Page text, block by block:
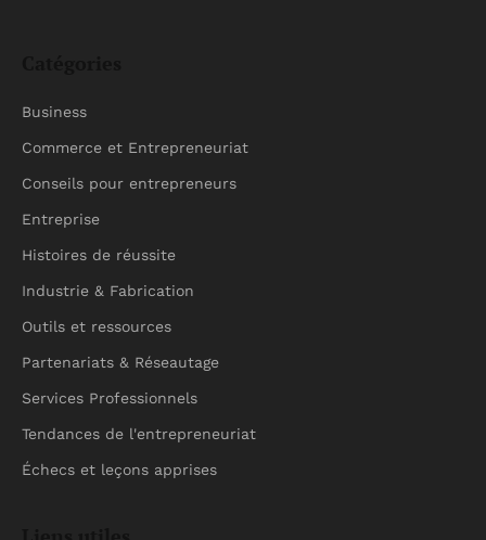
Business
Commerce et Entrepreneuriat
Conseils pour entrepreneurs
Entreprise
Histoires de réussite
Industrie & Fabrication
Outils et ressources
Partenariats & Réseautage
Services Professionnels
Tendances de l'entrepreneuriat
Échecs et leçons apprises